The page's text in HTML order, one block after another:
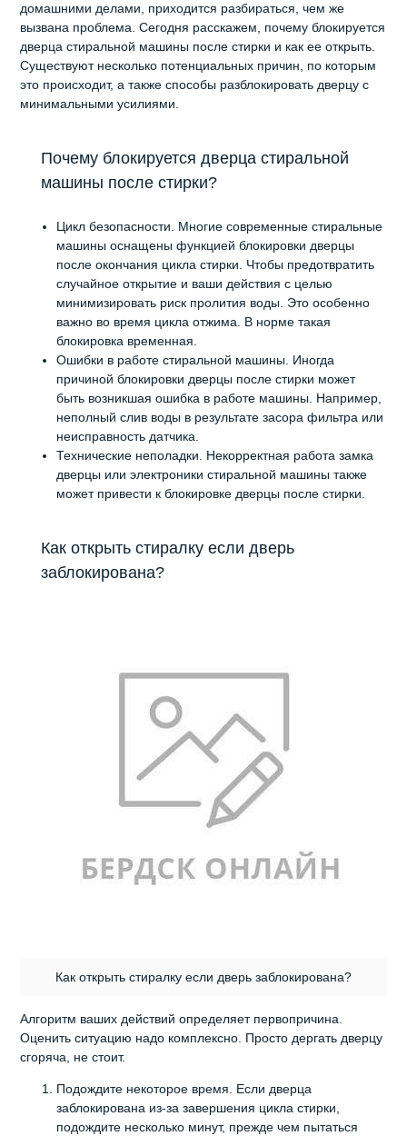
домашними делами, приходится разбираться, чем же
вызвана проблема. Сегодня расскажем, почему блокируется
дверца стиральной машины после стирки и как ее открыть.
Существуют несколько потенциальных причин, по которым
это происходит, а также способы разблокировать дверцу с
минимальными усилиями.
Почему блокируется дверца стиральной
машины после стирки?
Цикл безопасности. Многие современные стиральные
машины оснащены функцией блокировки дверцы
после окончания цикла стирки. Чтобы предотвратить
случайное открытие и ваши действия с целью
минимизировать риск пролития воды. Это особенно
важно во время цикла отжима. В норме такая
блокировка временная.
Ошибки в работе стиральной машины. Иногда
причиной блокировки дверцы после стирки может
быть возникшая ошибка в работе машины. Например,
неполный слив воды в результате засора фильтра или
неисправность датчика.
Технические неполадки. Некорректная работа замка
дверцы или электроники стиральной машины также
может привести к блокировке дверцы после стирки.
Как открыть стиралку если дверь
заблокирована?
Как открыть стиралку если дверь заблокирована?
Алгоритм ваших действий определяет первопричина.
Оценить ситуацию надо комплексно. Просто дергать дверцу
сгоряча, не стоит.
Подождите некоторое время. Если дверца
заблокирована из-за завершения цикла стирки,
подождите несколько минут, прежде чем пытаться